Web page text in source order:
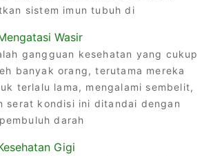
sistem imun tubuh di
Wasir
gangguan kesehatan yang cukup
banyak orang, terutama mereka
terlalu lama, mengalami sembelit,
serat kondisi ini ditandai dengan
darah
Gigi